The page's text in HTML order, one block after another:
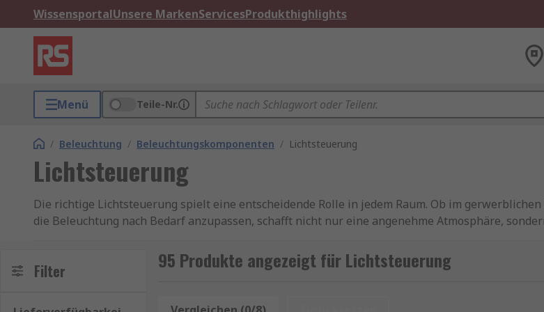
WissensportalUnsere MarkenServicesProdukthighlights
Menü Teile-Nr.
/ Beleuchtung / Beleuchtungskomponenten / Lichtsteuerung
Lichtsteuerung
Die richtige Lichtsteuerung spielt eine entscheidende Rolle in jedem Raum. Ob im
die Beleuchtung nach Bedarf anzupassen, schafft nicht nur eine angenehme Atmosphäre,
Atmosphäre zu gestalten. Durch die Optimierung des Energieverbrauchs und die
nur zum Umweltschutz bei, sondern verbessert auch Ihre Lebensqualität.
Entdecken Sie bei RS die Möglichkeiten der Lichtsteuerung und machen Sie Ihr Gewerbe,
Filter 95 Produkte angezeigt für Lichtsteuerung